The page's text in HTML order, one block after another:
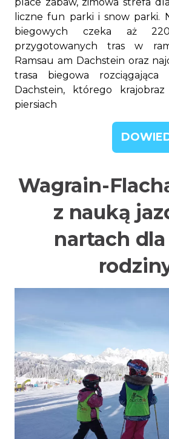
liczne fun parki i snow parki.
biegowych czeka aż
przygotowanych tras w
Ramsau am Dachstein oraz
trasa biegowa
Dachstein, którego
piersiach
Wagrain-
z nauką
nartach dla